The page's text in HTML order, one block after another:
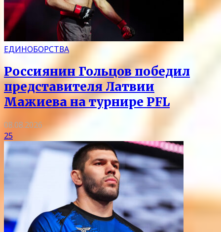
ЕДИНОБОРСТВА
Россиянин Гольцов победил
представителя Латвии
Мажиева на турнире PFL
08.08.2026
25